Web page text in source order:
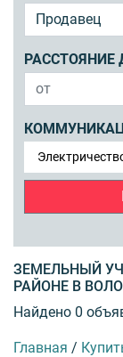
РАССТОЯНИЕ
ЗЕМЕЛЬНЫЙ
РАЙОНЕ В
Найдено 0
Главная /